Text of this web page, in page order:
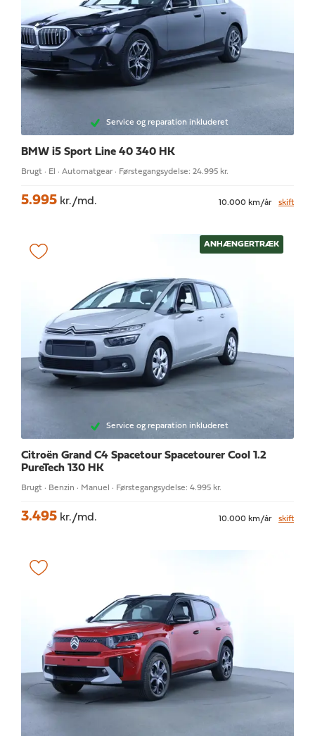
Service og reparation inkluderet
BMW i5 Sport Line 40 340 HK
Brugt · El · Automatgear · Førstegangsydelse: 24.995 kr.
5.995 kr./md. 10.000 km/år skift
ANHÆNGERTRÆK
Service og reparation inkluderet
Citroën Grand C4 Spacetour Spacetourer Cool 1.2
PureTech 130 HK
Brugt · Benzin · Manuel · Førstegangsydelse: 4.995 kr.
3.495 kr./md. 10.000 km/år skift